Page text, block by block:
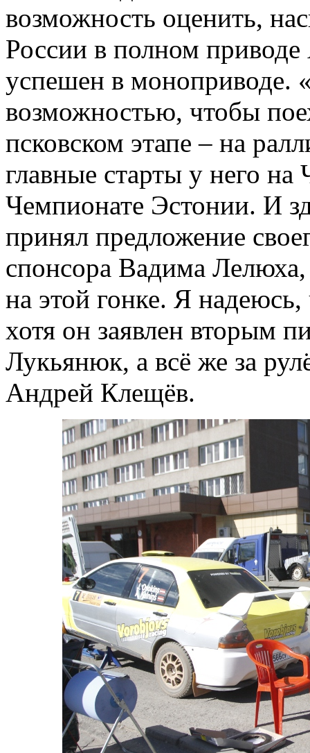
возможность оценить,
России в полном
успешен в моноприводе.
возможностью, чтобы
псковском этапе – на
главные старты у него
Чемпионате Эстонии. И
принял предложение
спонсора Вадима
на этой гонке. Я
хотя он заявлен вторым
Лукьянюк, а всё же за
Андрей Клещёв.